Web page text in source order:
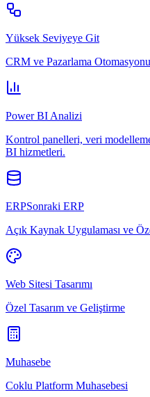
Yüksek Seviyeye Git
CRM ve Pazarlama Otomasyonu
Power BI Analizi
Kontrol panelleri, veri
BI hizmetleri.
ERPSonraki ERP
Açık Kaynak Uygulaması ve
Web Sitesi Tasarımı
Özel Tasarım ve Geliştirme
Muhasebe
Coklu Platform Muhasebesi